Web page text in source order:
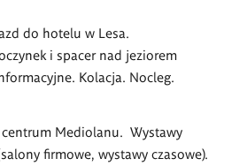
do hotelu w Lesa.
i spacer nad jeziorem
Kolacja. Nocleg.
Mediolanu. Wystawy
firmowe, wystawy czasowe).